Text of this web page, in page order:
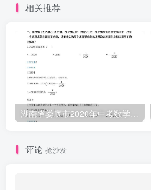
相关推荐
湖南省娄底市2020年中考数学试题（含答案）
评论 抢沙发